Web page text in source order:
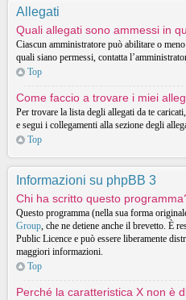
Allegati
Quali allegati sono ammessi in
Ciascun amministratore può abilitare o
quali siano permessi, contatta
Top
Come faccio a trovare i miei
Per trovare la lista degli allegati da te
e segui i collegamenti alla sezione degli
Top
Informazioni su phpBB 3
Chi ha scritto questo
Questo programma (nella sua forma
Group, che ne detiene anche il brevetto. È
Public Licence e può essere liberamente
maggiori informazioni.
Top
Perché la caratteristica X non è